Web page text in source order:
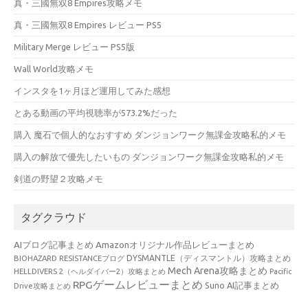
真・三國無双8 Empires攻略メモ
真・三國無双8 Empires レビュー PS5
Military Merge レビュー PS5版
Wall World攻略メモ
インスタを1ヶ月ほど運用してみた感想
とある動画の平均視聴率が573.2%だった
購入 魔石で個人的なおすすめ ダンジョンワーク無課金攻略私的メモ
購入の解放で優先したいもの ダンジョンワーク無課金攻略私的メモ
剣道の野望２攻略メモ
タグクラウド
AIブログ記事まとめ Amazonオリジナル作品レビューまとめ
BIOHAZARD RESISTANCEブログ DYSMANTLE（ディスマントル）攻略まとめ
HELLDIVERS 2（ヘルダイバー2）攻略まとめ Mech Arena攻略まとめ Pacific
Drive攻略まとめ RPGゲームレビューまとめ Suno AI記事まとめ